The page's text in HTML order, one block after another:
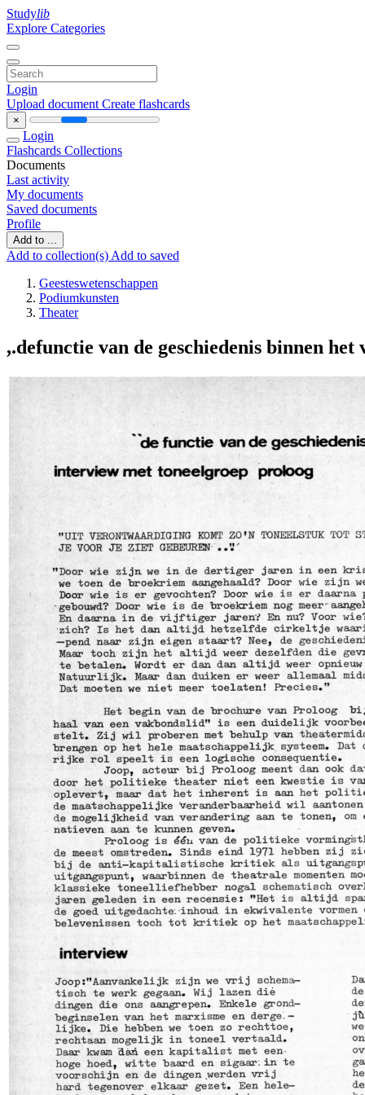
Studylib
Explore Categories
Login
Upload document Create flashcards
×
Login
Flashcards Collections
Documents
Last activity
My documents
Saved documents
Profile
Add to ...
Add to collection(s) Add to saved
Geesteswetenschappen
Podiumkunsten
Theater
,.defunctie van de geschiedenis binnen